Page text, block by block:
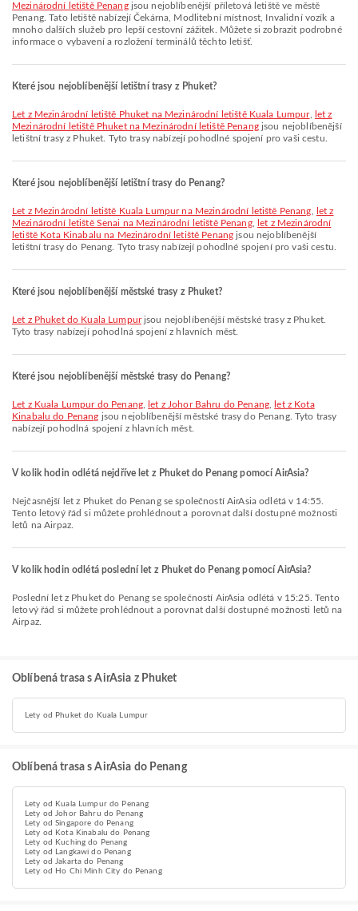
Mezinárodní letiště Penangjsou nejoblíbenější příletová letiště ve městě
Penang. Tato letiště nabízejí Čekárna, Modlitební místnost, Invalidní vozík a
mnoho dalších služeb pro lepší cestovní zážitek. Můžete si zobrazit podrobné
informace o vybavení a rozložení terminálů těchto letišť.
Které jsou nejoblíbenější letištní trasy z Phuket?
let z Mezinárodní letiště Phuket na Mezinárodní letiště Kuala Lumpur,
let z
Mezinárodní letiště Phuket na Mezinárodní letiště Penangjsou nejoblíbenější
letištní trasy z Phuket. Tyto trasy nabízejí pohodlné spojení pro vaši cestu.
Které jsou nejoblíbenější letištní trasy do Penang?
let z Mezinárodní letiště Kuala Lumpur na Mezinárodní letiště Penang
let z
Mezinárodní letiště Senai na Mezinárodní letiště Penang,
let z Mezinárodní
letiště Kota Kinabalu na Mezinárodní letiště Penang jsou nejoblíbenější
letištní trasy do Penang. Tyto trasy nabízejí pohodlné spojení pro vaši cestu.
Které jsou nejoblíbenější městské trasy z Phuket?
let z Phuket do Kuala Lumpurjsou nejoblíbenější městské trasy z Phuket.
Tyto trasy nabízejí pohodlná spojení z hlavních měst.
Které jsou nejoblíbenější městské trasy do Penang?
let z Kuala Lumpur do Penang, let z Johor Bahru do Penang,
let z Kota
Kinabalu do Penang jsou nejoblíbenější městské trasy do Penang. Tyto trasy
nabízejí pohodlná spojení z hlavních měst.
V kolik hodin odlétá nejdříve let z Phuket do Penang pomocí AirAsia?
Nejčasnější let z Phuket do Penang se společností AirAsia odlétá v 14:55.
Tento letový řád si můžete prohlédnout a porovnat další dostupné možnosti
letů na Airpaz.
V kolik hodin odlétá poslední let z Phuket do Penang pomocí AirAsia?
Poslední let z Phuket do Penang se společností AirAsia odlétá v 15:25. Tento
letový řád si můžete prohlédnout a porovnat další dostupné možnosti letů na
Airpaz.
Oblíbená trasa s AirAsia z Phuket
Lety od Phuket do Kuala Lumpur
Oblíbená trasa s AirAsia do Penang
Lety od Kuala Lumpur do Penang
Lety od Johor Bahru do Penang
Lety od Singapore do Penang
Lety od Kota Kinabalu do Penang
Lety od Kuching do Penang
Lety od Langkawi do Penang
Lety od Jakarta do Penang
Lety od Ho Chi Minh City do Penang